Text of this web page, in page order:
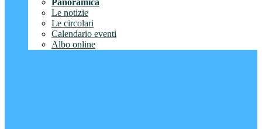
Panoramica
Le notizie
Le circolari
Calendario eventi
Albo online